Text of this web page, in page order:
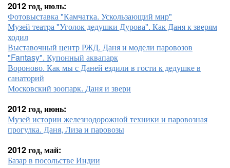
2012 год, июль:
Фотовыставка "Камчатка. Ускользающий мир"
Музей театра "Уголок дедушки Дурова". Как Даня к зверям
ходил
Выставочный центр РЖД. Даня и модели паровозов
"Fantasy". Купонный аквапарк
Вороново. Как мы с Даней ездили в гости к дедушке в
санаторий
Московский зоопарк. Даня и звери
2012 год, июнь:
Музей истории железнодорожной техники и паровозная
прогулка. Даня, Лиза и паровозы
2012 год, май:
Базар в посольстве Индии